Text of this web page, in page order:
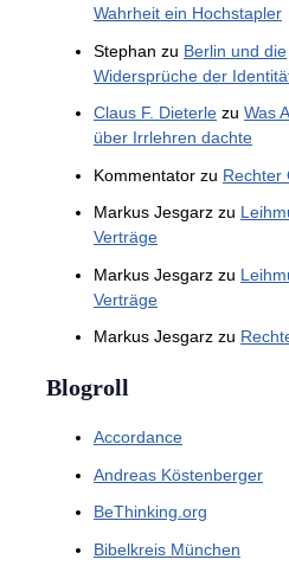
Wahrheit ein Hochstapler
Stephan zu Berlin und die
Widersprüche der
Claus F. Dieterle zu Was
über Irrlehren dachte
Kommentator zu Rechter
Markus Jesgarz zu
Verträge
Markus Jesgarz zu
Verträge
Markus Jesgarz zu
Blogroll
Accordance
Andreas Köstenberger
BeThinking.org
Bibelkreis München